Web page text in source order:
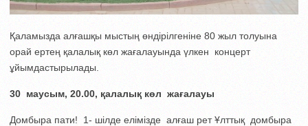
Қаламызда алғашқы мыстың өндірілгеніне 80 жыл толуына
орай ертең қалалық көл жағалауында үлкен концерт
ұйымдастырылады.
30 маусым, 20.00, қалалық көл жағалауы
Домбыра пати! 1- шілде елімізде алғаш рет Ұлттық домбыра